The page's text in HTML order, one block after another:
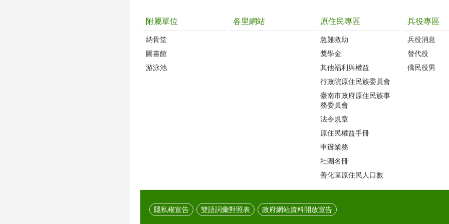
附屬單位
納骨堂
圖書館
游泳池
各里網站 原住民專區
急難救助
獎學金
其他福利與權益
行政院原住民族委員會
臺南市政府原住民族事
務委員會
法令規章
原住民權益手冊
申辦業務
社團名冊
善化區原住民人口數
兵役專區
兵役消息
替代役
僑民役男
隱私權宣告 雙語詞彙對照表 政府網站資料開放宣告